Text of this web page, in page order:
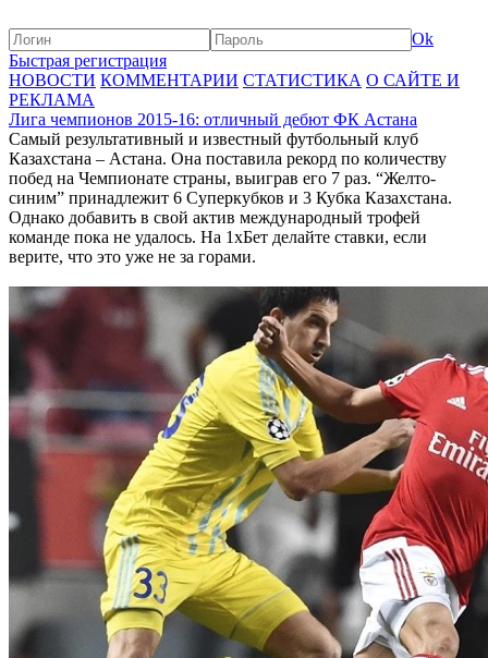
Ok
Быстрая регистрация
НОВОСТИ КОММЕНТАРИИ СТАТИСТИКА О САЙТЕ И
РЕКЛАМА
Лига чемпионов 2015-16: отличный дебют ФК Астана
Самый результативный и известный футбольный клуб
Казахстана – Астана. Она поставила рекорд по количеству
побед на Чемпионате страны, выиграв его 7 раз. “Желто-
синим” принадлежит 6 Суперкубков и 3 Кубка Казахстана.
Однако добавить в свой актив международный трофей
команде пока не удалось. На 1хБет делайте ставки, если
верите, что это уже не за горами.